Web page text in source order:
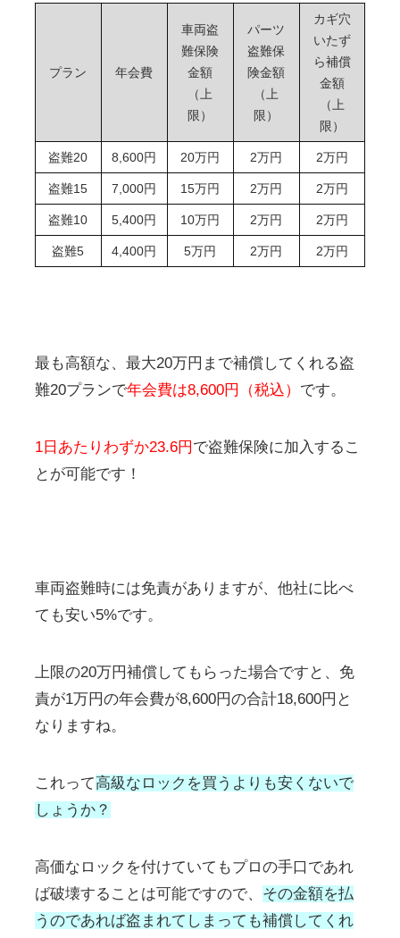
プラン 年会費
車両盗
難保険
金額
（上
限）
パーツ
盗難保
険金額
（上
限）
カギ穴
いたず
ら補償
金額
（上
限）
盗難20 8,600円 20万円 2万円 2万円
盗難15 7,000円 15万円 2万円 2万円
盗難10 5,400円 10万円 2万円 2万円
盗難5 4,400円 5万円 2万円 2万円
最も高額な、最大20万円まで補償してくれる盗
難20プランで年会費は8,600円（税込） です。
1日あたりわずか23.6円 で盗難保険に加入するこ
とが可能です！
車両盗難時には免責がありますが、他社に比べ
ても安い5%です。
上限の20万円補償してもらった場合ですと、免
責が1万円の年会費が8,600円の合計18,600円と
なりますね。
これって高級なロックを買うよりも安くないで
しょうか？
高価なロックを付けていてもプロの手口であれ
ば破壊することは可能ですので、 その金額を払
うのであれば盗まれてしまっても補償してくれ